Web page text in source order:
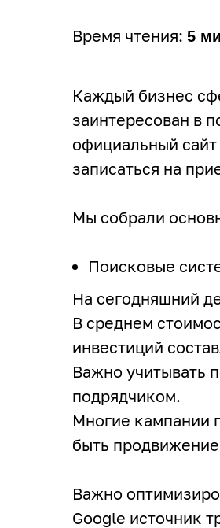
Время чтения: 5
Каждый бизнес
заинтересован в
официальный
записаться на
Мы собрали
Поисковые
На сегодняшний
В среднем
инвестиций
Важно учитывать
подрядчиком.
Многие кампании
быть
Важно
Google источник